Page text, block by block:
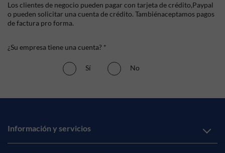
Los clientes de negocio pueden pagar con tarjeta de crédito,Paypal
o pueden solicitar una cuenta de crédito. Tambiénaceptamos pagos
de factura pro forma.
¿Su empresa tiene una cuenta? *
Sí No
Información y servicios